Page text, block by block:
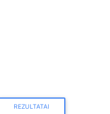
REZULTATAI